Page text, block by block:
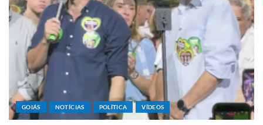
GOIÁS NOTÍCIAS POLÍTICA VÍDEOS